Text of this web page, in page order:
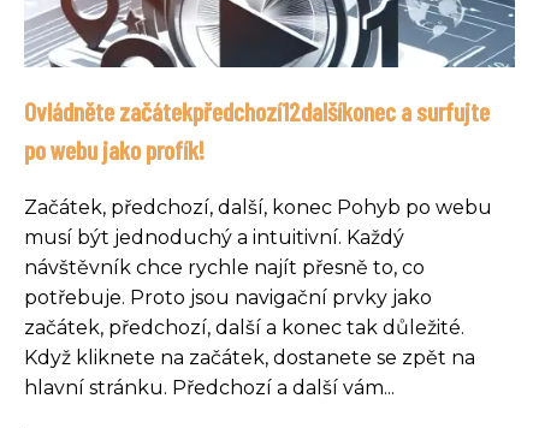
Ovládněte začátekpředchozí12dalšíkonec a surfujte
po webu jako profík!
Začátek, předchozí, další, konec Pohyb po webu
musí být jednoduchý a intuitivní. Každý
návštěvník chce rychle najít přesně to, co
potřebuje. Proto jsou navigační prvky jako
začátek, předchozí, další a konec tak důležité.
Když kliknete na začátek, dostanete se zpět na
hlavní stránku. Předchozí a další vám...